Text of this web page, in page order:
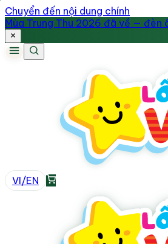
Chuyển đến nội dung chính
Mùa Trung Thu 2026 đã về — đèn
VI/EN